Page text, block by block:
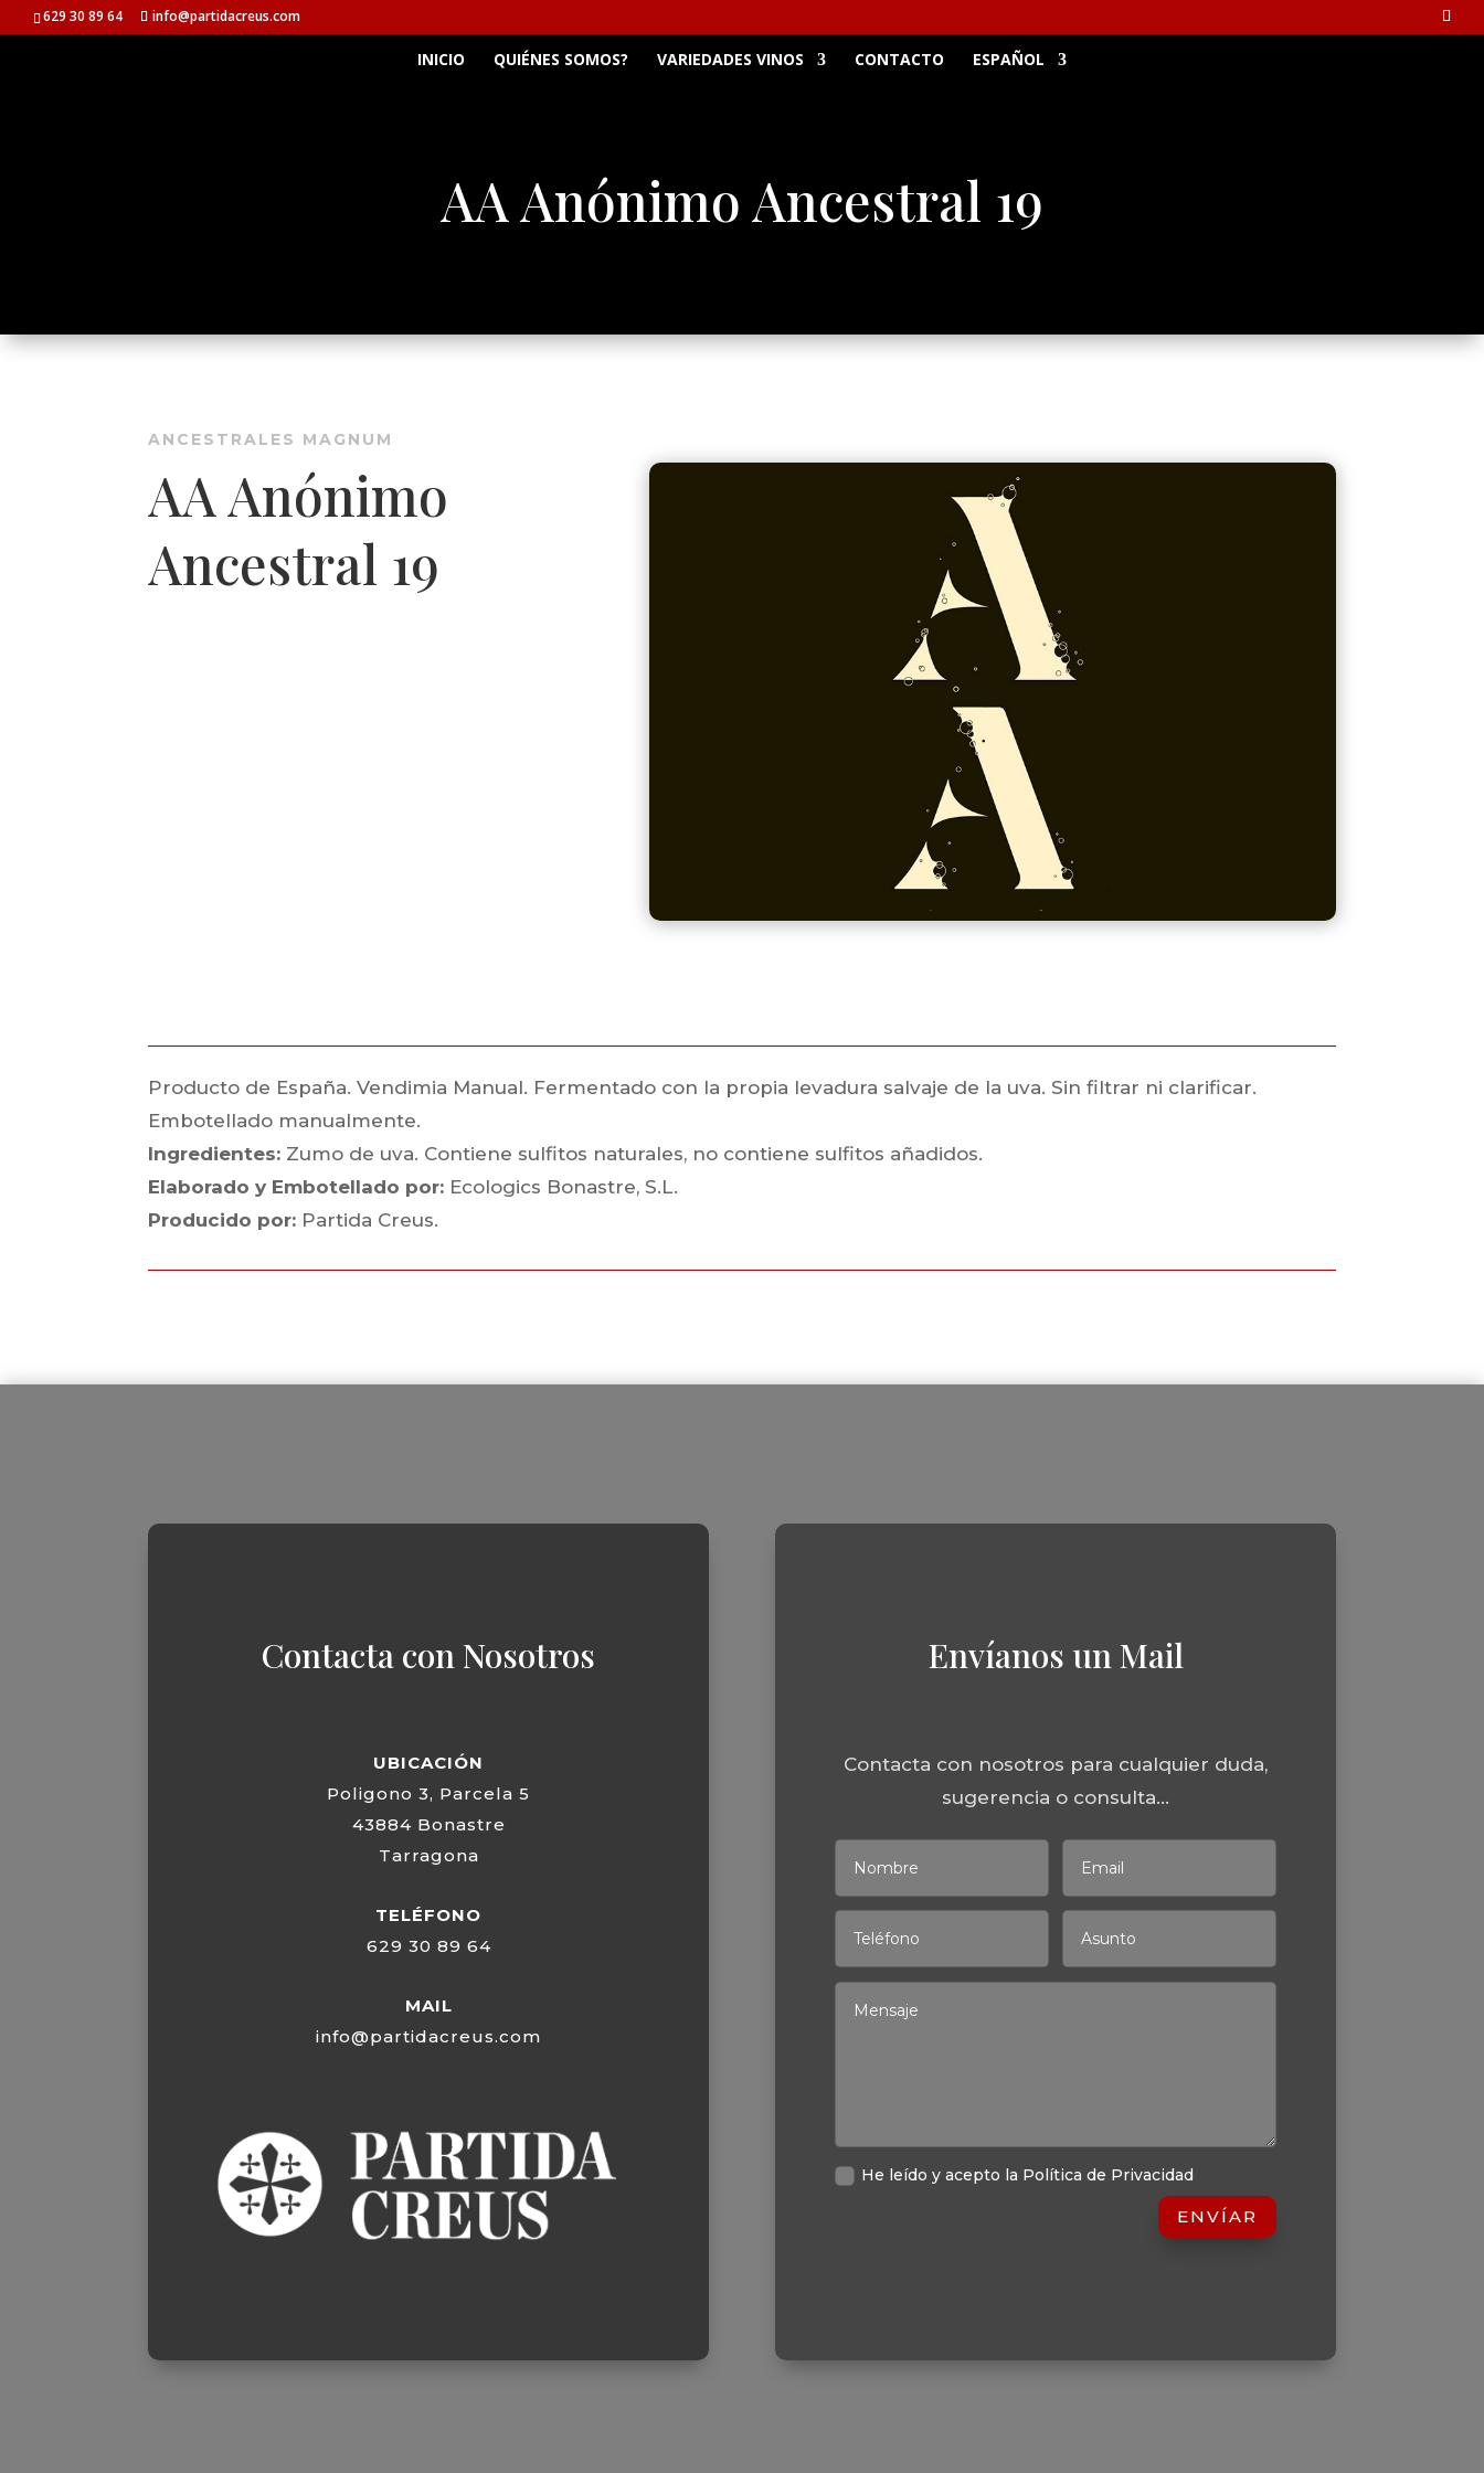
629 30 89 64 info@partidacreus.com
INICIO QUIÉNES SOMOS? VARIEDADES VINOS CONTACTO ESPAÑOL
AA Anónimo Ancestral 19
ANCESTRALES MAGNUM
AA Anónimo
Ancestral 19
Producto de España. Vendimia Manual. Fermentado con la propia levadura salvaje de la uva. Sin filtrar ni clarificar.
Embotellado manualmente.
Ingredientes: Zumo de uva. Contiene sulfitos naturales, no contiene sulfitos añadidos.
Elaborado y Embotellado por: Ecologics Bonastre, S.L.
Producido por: Partida Creus.
Contacta con Nosotros
UBICACIÓN
Poligono 3, Parcela 5
43884 Bonastre
Tarragona
TELÉFONO
629 30 89 64
MAIL
info@partidacreus.com
Envíanos un Mail
Contacta con nosotros para cualquier duda,
sugerencia o consulta...
He leído y acepto la Política de Privacidad
ENVÍAR